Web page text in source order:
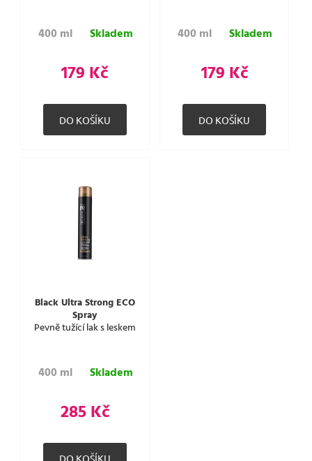
400 ml Skladem
179 Kč
400 ml Skladem
179 Kč
Black Ultra Strong ECO
Spray
Pevně tužící lak s leskem
400 ml Skladem
285 Kč